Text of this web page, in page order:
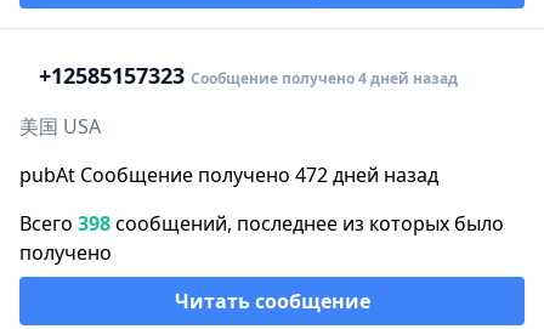
+12585157323 Сообщение получено 4 дней назад
美国 USA
pubAt Сообщение получено 472 дней назад
Всего 398сообщений, последнее из которых было
получено
Читать сообщение